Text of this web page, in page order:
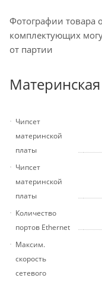
Фотографии товара
комплектующих
от партии
Чипсет
материнской
платы
Чипсет
материнской
платы
Количество
портов Ethernet
Максим.
скорость
сетевого